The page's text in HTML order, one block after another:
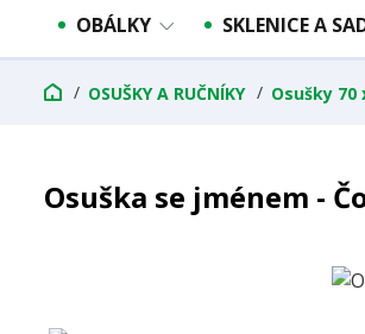
OBÁLKY SKLENICE A
OSUŠKY A RUČNÍKY Osušky 70
Osuška se jménem -